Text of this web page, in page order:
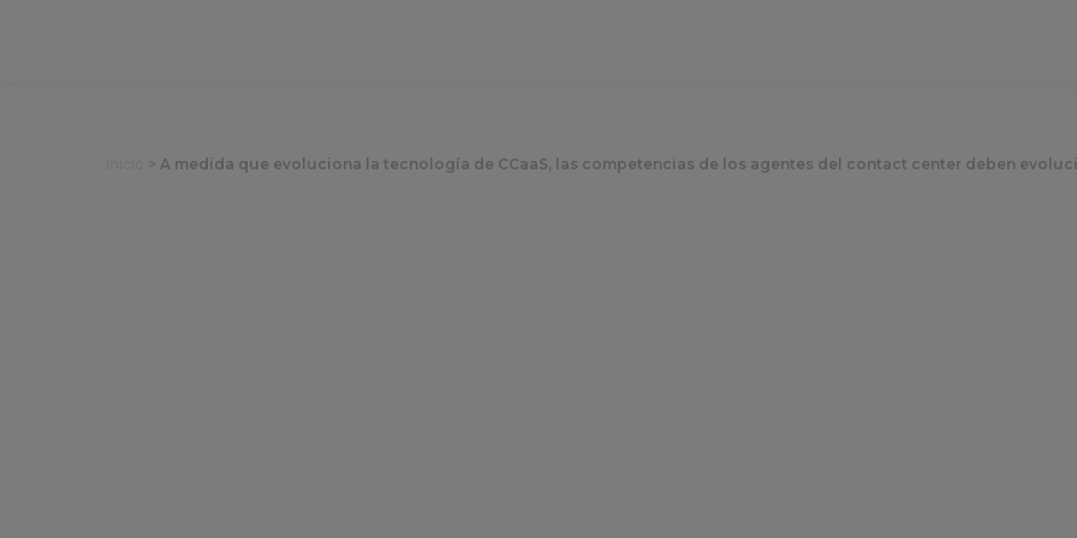
> A medida que evoluciona la tecnología de CCaaS, las competencias de los agentes del contact center deben